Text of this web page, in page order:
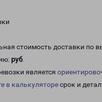
стоимость доставки по
руб.
является
в калькуляторесрок и